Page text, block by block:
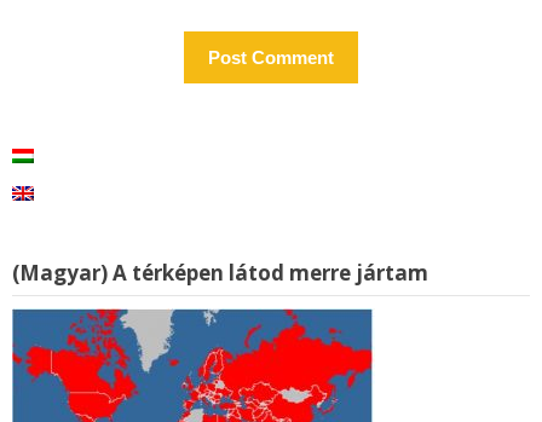
(Magyar) A térképen látod merre jártam